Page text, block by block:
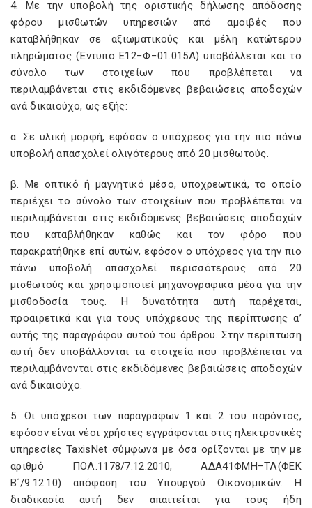
4. Με την υποβολή της οριστικής δήλωσης απόδοσης
φόρου μισθωτών υπηρεσιών από αμοιβές που
καταβλήθηκαν σε αξιωματικούς και μέλη κατώτερου
πληρώματος (Έντυπο Ε12−Φ−01.015Α) υποβάλλεται και το
σύνολο των στοιχείων που προβλέπεται να
περιλαμβάνεται στις εκδιδόμενες βεβαιώσεις αποδοχών
ανά δικαιούχο, ως εξής:
α. Σε υλική μορφή, εφόσον ο υπόχρεος για την πιο πάνω
υποβολή απασχολεί ολιγότερους από 20 μισθωτούς.
β. Με οπτικό ή μαγνητικό μέσο, υποχρεωτικά, το οποίο
περιέχει το σύνολο των στοιχείων που προβλέπεται να
περιλαμβάνεται στις εκδιδόμενες βεβαιώσεις αποδοχών
που καταβλήθηκαν καθώς και τον φόρο που
παρακρατήθηκε επί αυτών, εφόσον ο υπόχρεος για την πιο
πάνω υποβολή απασχολεί περισσότερους από 20
μισθωτούς και χρησιμοποιεί μηχανογραφικά μέσα για την
μισθοδοσία τους. Η δυνατότητα αυτή παρέχεται,
προαιρετικά και για τους υπόχρεους της περίπτωσης α’
αυτής της παραγράφου αυτού του άρθρου. Στην περίπτωση
αυτή δεν υποβάλλονται τα στοιχεία που προβλέπεται να
περιλαμβάνονται στις εκδιδόμενες βεβαιώσεις αποδοχών
ανά δικαιούχο.
5. Οι υπόχρεοι των παραγράφων 1 και 2 του παρόντος,
εφόσον είναι νέοι χρήστες εγγράφονται στις ηλεκτρονικές
υπηρεσίες TaxisNet σύμφωνα με όσα ορίζονται με την με
αριθμό ΠΟΛ.1178/7.12.2010, ΑΔΑ41ΦΜΗ−ΤΛ(ΦΕΚ
Β΄/9.12.10) απόφαση του Υπουργού Οικονομικών. Η
διαδικασία αυτή δεν απαιτείται για τους ήδη